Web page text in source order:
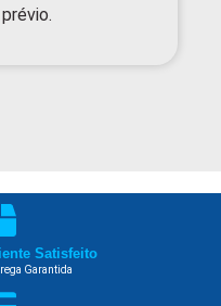
Satisfeito
Garantida